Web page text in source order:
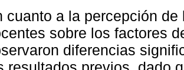
cuanto a la percepción
sobre los factores
diferencias